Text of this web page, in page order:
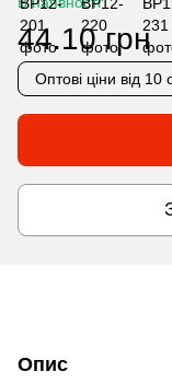
44.10 грн
Оптові ціни від 10
Опис